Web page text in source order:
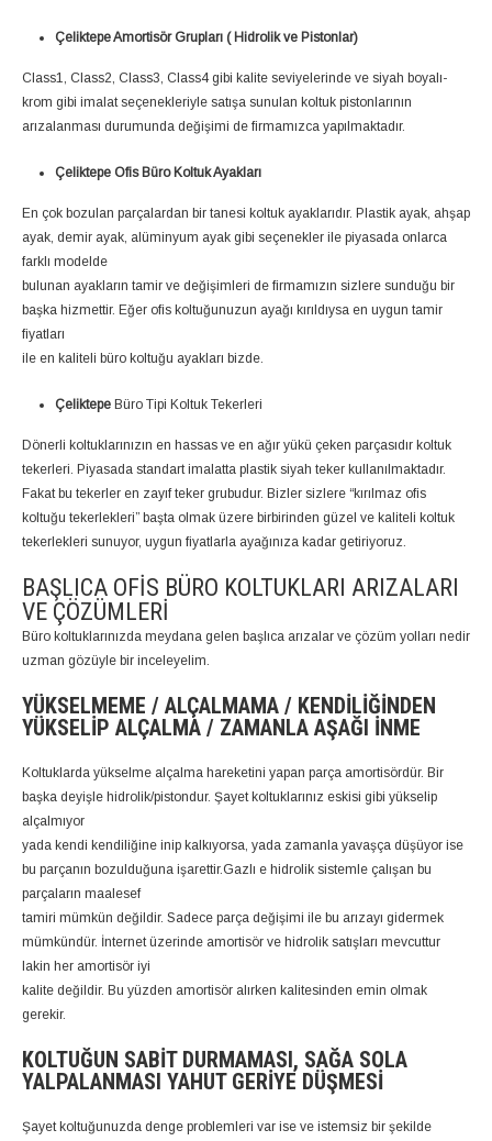
Çeliktepe Amortisör Grupları ( Hidrolik ve Pistonlar)
Class1, Class2, Class3, Class4 gibi kalite seviyelerinde ve siyah boyalı-
krom gibi imalat seçenekleriyle satışa sunulan koltuk pistonlarının
arızalanması durumunda değişimi de firmamızca yapılmaktadır.
Çeliktepe Ofis Büro Koltuk Ayakları
En çok bozulan parçalardan bir tanesi koltuk ayaklarıdır. Plastik ayak, ahşap
ayak, demir ayak, alüminyum ayak gibi seçenekler ile piyasada onlarca
farklı modelde
bulunan ayakların tamir ve değişimleri de firmamızın sizlere sunduğu bir
başka hizmettir. Eğer ofis koltuğunuzun ayağı kırıldıysa en uygun tamir
fiyatları
ile en kaliteli büro koltuğu ayakları bizde.
Çeliktepe Büro Tipi Koltuk Tekerleri
Dönerli koltuklarınızın en hassas ve en ağır yükü çeken parçasıdır koltuk
tekerleri. Piyasada standart imalatta plastik siyah teker kullanılmaktadır.
Fakat bu tekerler en zayıf teker grubudur. Bizler sizlere “kırılmaz ofis
koltuğu tekerlekleri” başta olmak üzere birbirinden güzel ve kaliteli koltuk
tekerlekleri sunuyor, uygun fiyatlarla ayağınıza kadar getiriyoruz.
BAŞLICA OFIS BÜRO KOLTUKLARI ARIZALARI
VE ÇÖZÜMLERI
Büro koltuklarınızda meydana gelen başlıca arızalar ve çözüm yolları nedir
uzman gözüyle bir inceleyelim.
YÜKSELMEME / ALÇALMAMA / KENDILIĞINDEN
YÜKSELIP ALÇALMA / ZAMANLA AŞAĞI İNME
Koltuklarda yükselme alçalma hareketini yapan parça amortisördür. Bir
başka deyişle hidrolik/pistondur. Şayet koltuklarınız eskisi gibi yükselip
alçalmıyor
yada kendi kendiliğine inip kalkıyorsa, yada zamanla yavaşça düşüyor ise
bu parçanın bozulduğuna işarettir.Gazlı e hidrolik sistemle çalışan bu
parçaların maalesef
tamiri mümkün değildir. Sadece parça değişimi ile bu arızayı gidermek
mümkündür. İnternet üzerinde amortisör ve hidrolik satışları mevcuttur
lakin her amortisör iyi
kalite değildir. Bu yüzden amortisör alırken kalitesinden emin olmak
gerekir.
KOLTUĞUN SABIT DURMAMASI, SAĞA SOLA
YALPALANMASI YAHUT GERIYE DÜŞMESI
Şayet koltuğunuzda denge problemleri var ise ve istemsiz bir şekilde